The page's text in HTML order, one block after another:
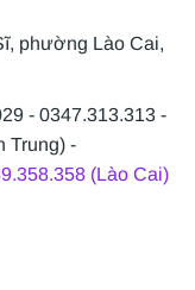
phường Lào Cai,
- 0347.313.313 -
Trung) -
(Lào Cai)